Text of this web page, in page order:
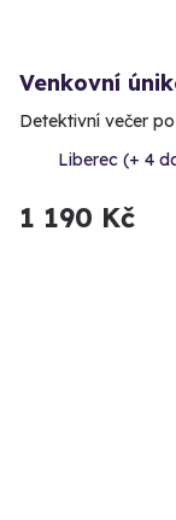
Venkovní
Detektivní večer
Liberec (+ 4
1 190 Kč